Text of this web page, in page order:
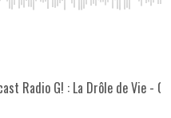
Radio G! : La Drôle de Vie -